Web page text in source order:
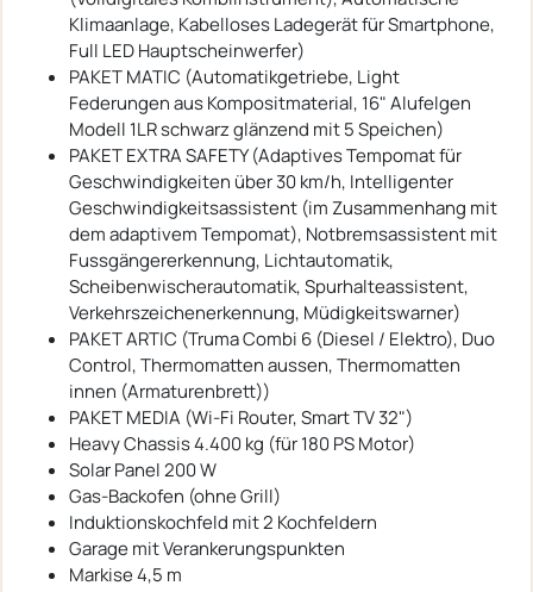
Klimaanlage, Kabelloses Ladegerät für Smartphone,
Full LED Hauptscheinwerfer)
PAKET MATIC (Automatikgetriebe, Light
Federungen aus Kompositmaterial, 16" Alufelgen
Modell 1LR schwarz glänzend mit 5 Speichen)
PAKET EXTRA SAFETY (Adaptives Tempomat für
Geschwindigkeiten über 30 km/h, Intelligenter
Geschwindigkeitsassistent (im Zusammenhang mit
dem adaptivem Tempomat), Notbremsassistent mit
Fussgängererkennung, Lichtautomatik,
Scheibenwischerautomatik, Spurhalteassistent,
Verkehrszeichenerkennung, Müdigkeitswarner)
PAKET ARTIC (Truma Combi 6 (Diesel / Elektro), Duo
Control, Thermomatten aussen, Thermomatten
innen (Armaturenbrett))
PAKET MEDIA (Wi-Fi Router, Smart TV 32")
Heavy Chassis 4.400 kg (für 180 PS Motor)
Solar Panel 200 W
Gas-Backofen (ohne Grill)
Induktionskochfeld mit 2 Kochfeldern
Garage mit Verankerungspunkten
Markise 4,5 m